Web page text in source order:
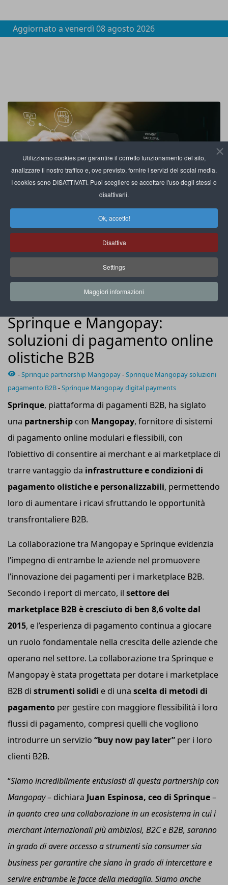
Utilizziamo cookies per garantire il corretto funzionamento del sito,
analizzare il nostro traffico e, ove previsto, fornire i servizi dei social media.
I cookies sono DISATTIVATI. Puoi scegliere se accettare l'uso degli stessi o
disattivarli.
Ok, accetto!
Disattiva
Settings
Maggiori informazioni
Aggiornato a venerdì 08 agosto 2026
Il settore dei marketplace B2B è cresciuto di ben 8,6 volte dal
2015 a oggi
Sprinque e Mangopay:
soluzioni di pagamento online
olistiche B2B
-Sprinque partnership Mangopay-Sprinque Mangopay soluzioni
pagamento B2B-Sprinque Mangopay digital payments
Sprinque, piattaforma di pagamenti B2B, ha siglato
una partnership con Mangopay, fornitore di sistemi
di pagamento online modulari e flessibili, con
l’obiettivo di consentire ai merchant e ai marketplace di
trarre vantaggio da infrastrutture e condizioni di
pagamento olistiche e personalizzabili, permettendo
loro di aumentare i ricavi sfruttando le opportunità
transfrontaliere B2B.
La collaborazione tra Mangopay e Sprinque evidenzia
l’impegno di entrambe le aziende nel promuovere
l’innovazione dei pagamenti per i marketplace B2B.
Secondo i report di mercato, il settore dei
marketplace B2B è cresciuto di ben 8,6 volte dal
2015, e l’esperienza di pagamento continua a giocare
un ruolo fondamentale nella crescita delle aziende che
operano nel settore. La collaborazione tra Sprinque e
Mangopay è stata progettata per dotare i marketplace
B2B di strumenti solidi e di una scelta di metodi di
pagamento per gestire con maggiore flessibilità i loro
flussi di pagamento, compresi quelli che vogliono
introdurre un servizio “buy now pay later” per i loro
clienti B2B.
“Siamo incredibilmente entusiasti di questa partnershipcon
Mangopay– dichiara Juan Espinosa, ceodi Sprinque–
in quanto crea una collaborazione in un ecosistema in cui i
merchant internazionali più ambiziosi, B2CeB2B, saranno
in grado di avere accesso a strumenti sia consumersia
business per garantire che siano in grado di intercettare e
servire entrambe le facce della medaglia. Siamo anche